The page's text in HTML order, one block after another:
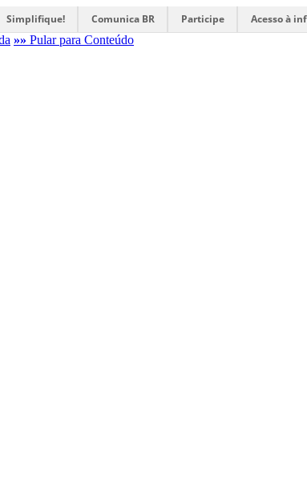
Simplifique! Comunica BR Participe Acesso à
»» Pular para Conteúdo